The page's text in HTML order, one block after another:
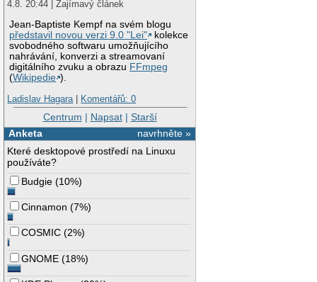
4.8. 20:44 | Zajímavý článek
Jean-Baptiste Kempf na svém blogu
představil novou verzi 9.0 "Lei"
kolekce
svobodného softwaru umožňujícího
nahrávání, konverzi a streamovaní
digitálního zvuku a obrazu FFmpeg
(Wikipedie ).
Ladislav Hagara | Komentářů: 0
Centrum | Napsat| Starší
navrhněte »
Anketa
Které desktopové prostředí na Linuxu
používáte?
Budgie (10%)
Cinnamon (7%)
COSMIC (2%)
GNOME (18%)